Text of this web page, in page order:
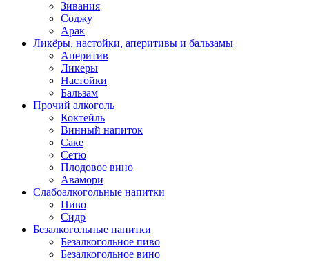
Зивания
Соджу
Арак
Ликёры, настойки, аперитивы и бальзамы
Аперитив
Ликеры
Настойки
Бальзам
Прочий алкоголь
Коктейль
Винный напиток
Саке
Сетю
Плодовое вино
Авамори
Слабоалкогольные напитки
Пиво
Сидр
Безалкогольные напитки
Безалкогольное пиво
Безалкогольное вино